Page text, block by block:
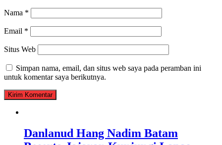
Nama *
Email *
Situs Web
Simpan nama, email, dan situs web saya pada peramban ini
untuk komentar saya berikutnya.
Danlanud Hang Nadim Batam